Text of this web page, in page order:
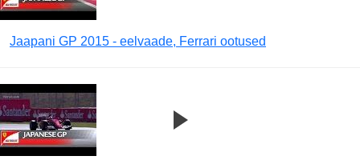
Jaapani GP 2015 - eelvaade, Ferrari ootused